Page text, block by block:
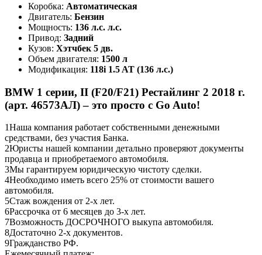
Коробка: Автоматическая
Двигатель: Бензин
Мощность: 136 л.с. л.с.
Привод: Задний
Кузов: Хэтчбек 5 дв.
Объем двигателя: 1500 л
Модификация: 118i 1.5 AT (136 л.с.)
BMW 1 серии, II (F20/F21) Рестайлинг 2 2018 г.
(арт. 46573АЛ) – это просто с Go Auto!
1Наша компания работает собственными денежными
средствами, без участия Банка.
2Юристы нашей компании детально проверяют документы
продавца и приобретаемого автомобиля.
3Мы гарантируем юридическую чистоту сделки.
4Необходимо иметь всего 25% от стоимости вашего
автомобиля.
5Стаж вождения от 2-х лет.
6Рассрочка от 6 месяцев до 3-х лет.
7Возможность ДОСРОЧНОГО выкупа автомобиля.
8Достаточно 2-х документов.
9Гражданство РФ.